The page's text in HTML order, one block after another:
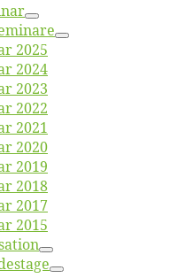
2025
2024
2023
2022
2021
2020
2019
2018
2017
2015